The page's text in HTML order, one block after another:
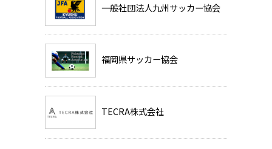
一般社団法人九州サッカー協会
福岡県サッカー協会
TECRA株式会社